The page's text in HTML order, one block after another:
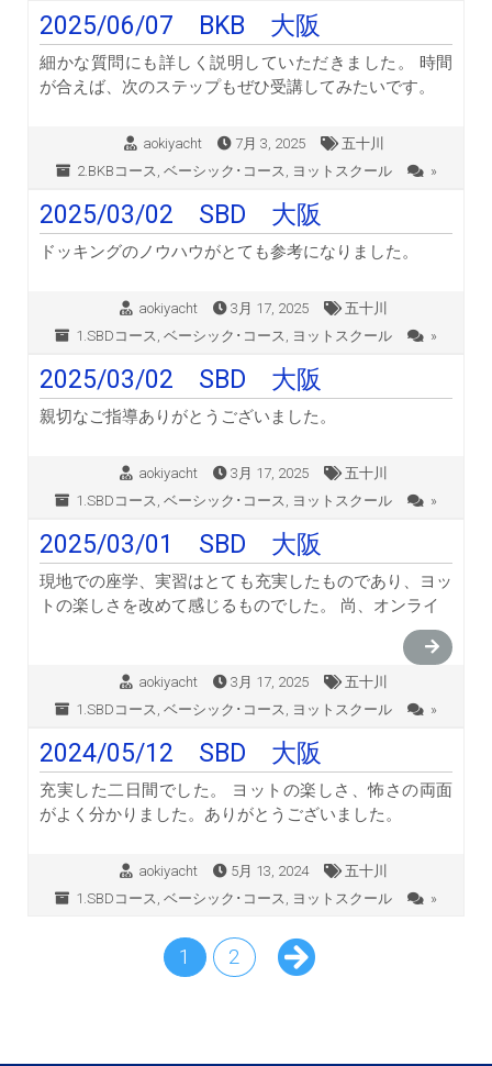
2025/06/07 BKB 大阪
細かな質問にも詳しく説明していただきました。 時間
が合えば、次のステップもぜひ受講してみたいです。
aokiyacht 7月 3, 2025
五十川
2.BKBコース, ベーシック･コース, ヨットスクール »
2025/03/02 SBD 大阪
ドッキングのノウハウがとても参考になりました。
aokiyacht 3月 17, 2025
五十川
1.SBDコース, ベーシック･コース, ヨットスクール »
2025/03/02 SBD 大阪
親切なご指導ありがとうございました。
aokiyacht 3月 17, 2025
五十川
1.SBDコース, ベーシック･コース, ヨットスクール »
2025/03/01 SBD 大阪
現地での座学、実習はとても充実したものであり、ヨッ
トの楽しさを改めて感じるものでした。 尚、オンライ
aokiyacht 3月 17, 2025
五十川
1.SBDコース, ベーシック･コース, ヨットスクール »
2024/05/12 SBD 大阪
充実した二日間でした。 ヨットの楽しさ、怖さの両面
がよく分かりました。ありがとうございました。
aokiyacht 5月 13, 2024
五十川
1.SBDコース, ベーシック･コース, ヨットスクール »
1 2